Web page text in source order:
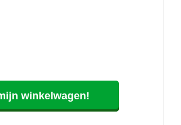
winkelwagen!